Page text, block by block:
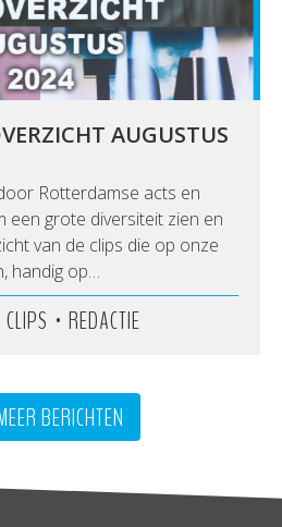
AUGUSTUS
Rotterdamse acts en
een grote diversiteit zien en
van de clips die op onze
handig op…
CLIPS • REDACTIE
BERICHTEN